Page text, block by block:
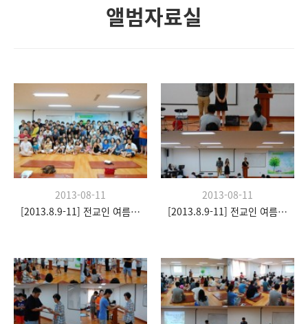
앨범자료실
2013-08-11
[2013.8.9-11] 전교인 여름수련회- "이쉼 전쉼"
2013-08-11
[2013.8.9-11] 전교인 여름수련회- "이쉼 전쉼"